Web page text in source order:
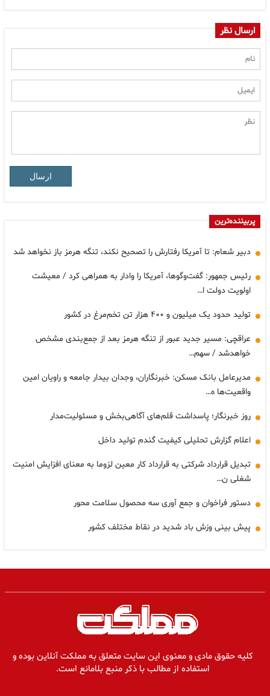
ارسال نظر
ارسال
پربیننده‌ترین
دبیر شعام: تا آمریکا رفتارش را تصحیح نکند، تنگه هرمز باز نخواهد شد
رئیس جمهور: گفت‌وگوها، آمریکا را وادار به همراهی کرد / معیشت
اولویت دولت ا…
تولید حدود یک میلیون و ۴۰۰ هزار تن تخم‌مرغ در کشور
عراقچی: مسیر جدید عبور از تنگه هرمز بعد از جمع‌بندی مشخص
خواهدشد / سهم…
مدیرعامل بانک مسکن: خبرنگاران، وجدان بیدار جامعه و راویان امین
واقعیت‌ها ه…
روز خبرنگار؛ پاسداشت قلم‌های آگاهی‌بخش و مسئولیت‌مدار
اعلام گزارش تحلیلی کیفیت گندم تولید داخل
تبدیل قرارداد شرکتی به قرارداد کار معین لزوما به معنای افزایش امنیت
شغلی ن…
دستور فراخوان و جمع آوری سه محصول سلامت محور
پیش بینی وزش باد شدید در نقاط مختلف کشور
کلیه حقوق مادی و معنوی این سایت متعلق به مملکت آنلاین بوده و
استفاده از مطالب با ذکر منبع بلامانع است.